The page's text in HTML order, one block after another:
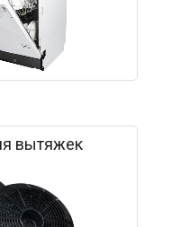
вытяжек